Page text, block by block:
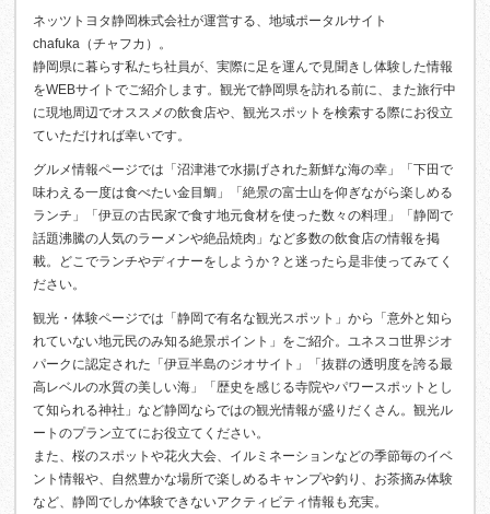
ネッツトヨタ静岡株式会社が運営する、地域ポータルサイト
chafuka（チャフカ）。
静岡県に暮らす私たち社員が、実際に足を運んで見聞きし体験した情報
をWEBサイトでご紹介します。観光で静岡県を訪れる前に、また旅行中
に現地周辺でオススメの飲食店や、観光スポットを検索する際にお役立
ていただければ幸いです。
グルメ情報ページでは「沼津港で水揚げされた新鮮な海の幸」「下田で
味わえる一度は食べたい金目鯛」「絶景の富士山を仰ぎながら楽しめる
ランチ」「伊豆の古民家で食す地元食材を使った数々の料理」「静岡で
話題沸騰の人気のラーメンや絶品焼肉」など多数の飲食店の情報を掲
載。どこでランチやディナーをしようか？と迷ったら是非使ってみてく
ださい。
観光・体験ページでは「静岡で有名な観光スポット」から「意外と知ら
れていない地元民のみ知る絶景ポイント」をご紹介。ユネスコ世界ジオ
パークに認定された「伊豆半島のジオサイト」「抜群の透明度を誇る最
高レベルの水質の美しい海」「歴史を感じる寺院やパワースポットとし
て知られる神社」など静岡ならではの観光情報が盛りだくさん。観光ル
ートのプラン立てにお役立てください。
また、桜のスポットや花火大会、イルミネーションなどの季節毎のイベ
ント情報や、自然豊かな場所で楽しめるキャンプや釣り、お茶摘み体験
など、静岡でしか体験できないアクティビティ情報も充実。